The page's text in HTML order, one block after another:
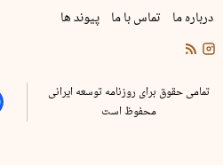
درباره ما تماس با ما پیوند ها
تمامی حقوق برای روزنامه توسعه ایرانی
محفوظ است